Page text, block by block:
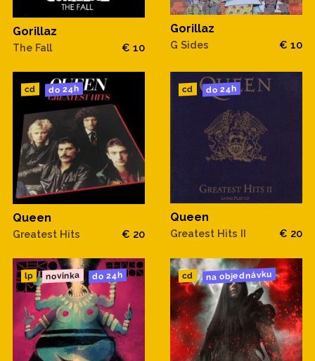
Gorillaz
The Fall € 10
Gorillaz
G Sides € 10
cd do 24h
Queen
Greatest Hits € 20
cd do 24h
Queen
Greatest Hits II € 20
lp novinka do 24h cd na objednávku